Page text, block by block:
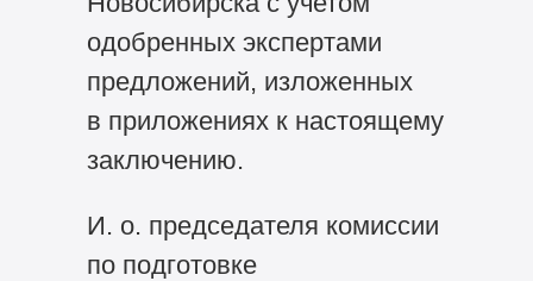
одобренных экспертами
предложений, изложенных
в приложениях к настоящему
заключению.
И. о. председателя комиссии
по подготовке